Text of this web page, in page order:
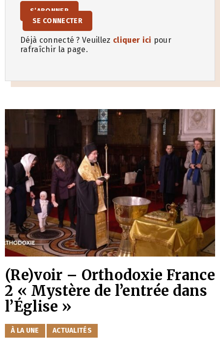
S’ABONNER
SE CONNECTER
Déjà connecté ? Veuillez cliquer ici pour
rafraîchir la page.
(Re)voir – Orthodoxie France
2 « Mystère de l’entrée dans
l’Église »
CATÉGORIES
À LA UNE ACTUALITÉS